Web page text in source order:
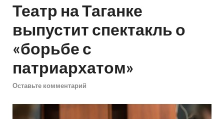
Театр на Таганке
выпустит спектакль о
«борьбе с
патриархатом»
Оставьте комментарий